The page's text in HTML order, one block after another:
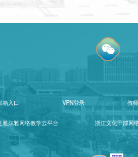
箱入口 VPN登录 教
雅尔雅网络教学云平台 浙江文化干部网